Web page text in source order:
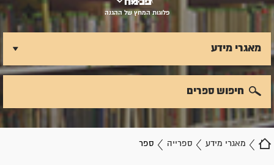
פלוגות המחץ של ההגנה
מאגרי מידע ספרייה ספר
מאגרי מידע
חיפוש ספרים